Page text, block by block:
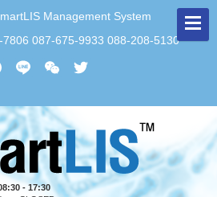
Management System
087-675-9933 088-208-5130
- 17:30